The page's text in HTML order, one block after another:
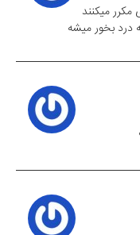
مکرر میکنند
درد بخور میشه